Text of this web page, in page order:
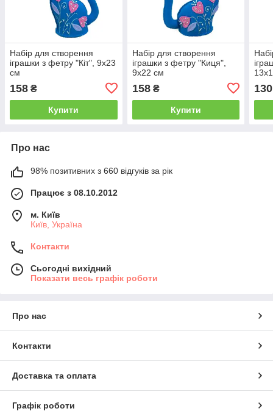
Набір для створення
іграшки з фетру "Кіт", 9х23
см
158 ₴
Купити
Набір для створення
іграшки з фетру "Киця",
9х22 см
158₴
Купити
130
Про нас
98% позитивних з 660 відгуків за рік
Працює з 08.10.2012
м. Київ
Київ, Україна
Контакти
Сьогодні вихідний
Показати весь графік роботи
Про нас
Контакти
Доставка та оплата
Графік роботи